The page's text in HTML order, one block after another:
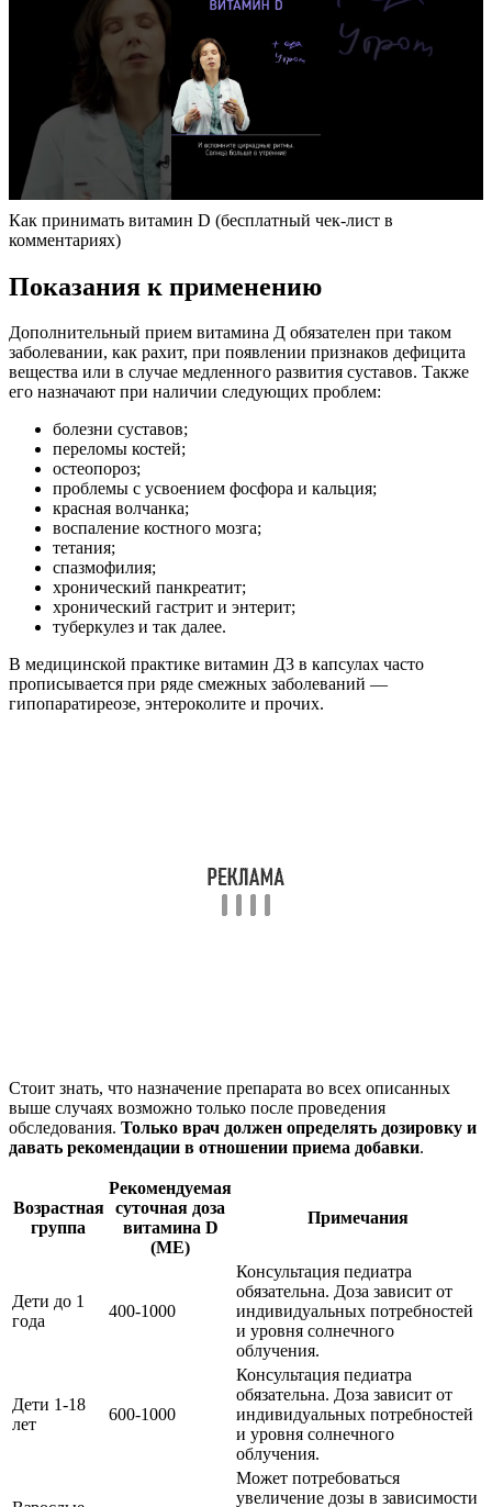
Как принимать витамин D (бесплатный чек-лист в
комментариях)
Показания к применению
Дополнительный прием витамина Д обязателен при таком
заболевании, как рахит, при появлении признаков дефицита
вещества или в случае медленного развития суставов. Также
его назначают при наличии следующих проблем:
болезни суставов;
переломы костей;
остеопороз;
проблемы с усвоением фосфора и кальция;
красная волчанка;
воспаление костного мозга;
тетания;
спазмофилия;
хронический панкреатит;
хронический гастрит и энтерит;
туберкулез и так далее.
В медицинской практике витамин Д3 в капсулах часто
прописывается при ряде смежных заболеваний —
гипопаратиреозе, энтероколите и прочих.
Стоит знать, что назначение препарата во всех описанных
выше случаях возможно только после проведения
обследования. Только врач должен определять дозировку и
давать рекомендации в отношении приема добавки.
Возрастная
группа
Рекомендуемая
суточная доза
витамина D
(МЕ)
Примечания
Дети до 1
года
400-1000
Консультация педиатра
обязательна. Доза зависит от
индивидуальных потребностей
и уровня солнечного
облучения.
Дети 1-18
лет
600-1000
Консультация педиатра
обязательна. Доза зависит от
индивидуальных потребностей
и уровня солнечного
облучения.
Может потребоваться
увеличение дозы в зависимости